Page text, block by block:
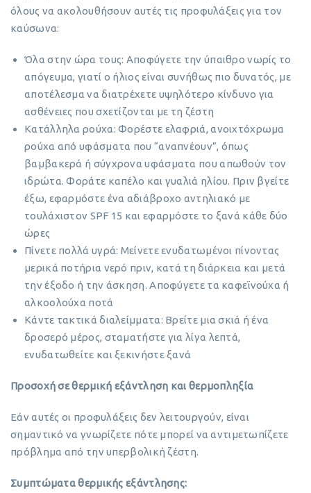
όλους να ακολουθήσουν αυτές τις προφυλάξεις για τον
καύσωνα:
Όλα στην ώρα τους: Αποφύγετε την ύπαιθρο νωρίς το
απόγευμα, γιατί ο ήλιος είναι συνήθως πιο δυνατός, με
αποτέλεσμα να διατρέχετε υψηλότερο κίνδυνο για
ασθένειες που σχετίζονται με τη ζέστη
Κατάλληλα ρούχα: Φορέστε ελαφριά, ανοιχτόχρωμα
ρούχα από υφάσματα που “αναπνέουν”, όπως
βαμβακερά ή σύγχρονα υφάσματα που απωθούν τον
ιδρώτα. Φοράτε καπέλο και γυαλιά ηλίου. Πριν βγείτε
έξω, εφαρμόστε ένα αδιάβροχο αντηλιακό με
τουλάχιστον SPF 15 και εφαρμόστε το ξανά κάθε δύο
ώρες
Πίνετε πολλά υγρά: Μείνετε ενυδατωμένοι πίνοντας
μερικά ποτήρια νερό πριν, κατά τη διάρκεια και μετά
την έξοδο ή την άσκηση. Αποφύγετε τα καφεϊνούχα ή
αλκοολούχα ποτά
Κάντε τακτικά διαλείμματα: Βρείτε μια σκιά ή ένα
δροσερό μέρος, σταματήστε για λίγα λεπτά,
ενυδατωθείτε και ξεκινήστε ξανά
Προσοχή σε θερμική εξάντληση και θερμοπληξία
Εάν αυτές οι προφυλάξεις δεν λειτουργούν, είναι
σημαντικό να γνωρίζετε πότε μπορεί να αντιμετωπίζετε
πρόβλημα από την υπερβολική ζέστη.
Συμπτώματα θερμικής εξάντλησης: